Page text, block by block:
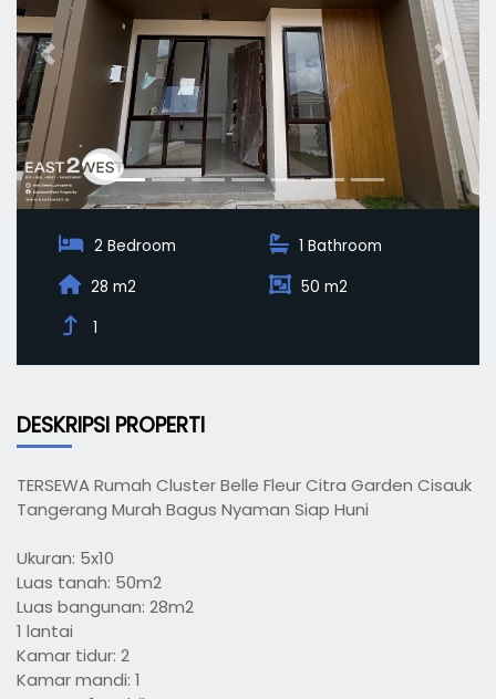
Previous Next
2 Bedroom
1 Bathroom
28 m2
50 m2
1
DESKRIPSI PROPERTI
TERSEWA Rumah Cluster Belle Fleur Citra Garden Cisauk
Tangerang Murah Bagus Nyaman Siap Huni
Ukuran: 5x10
Luas tanah: 50m2
Luas bangunan: 28m2
1 lantai
Kamar tidur: 2
Kamar mandi: 1